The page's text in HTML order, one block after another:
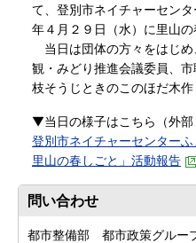
て、登別市ネイチャーセン
年４月２９日（水）に里山の
当日は団体の方々をはじ
観・みどり推進会議委員、
枝そうじときのこのほだ木作
▼当日の様子はこちら（外
登別市ネイチャーセンター
里山の春しごと」活動報告
問い合わせ
都市整備部 都市政策グルー